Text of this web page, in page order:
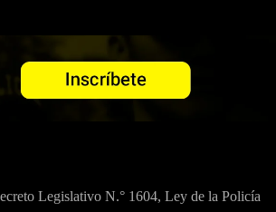
Legislativo N.° 1604, Ley de la Policía